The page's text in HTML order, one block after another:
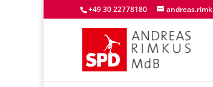
+49 30 22778180